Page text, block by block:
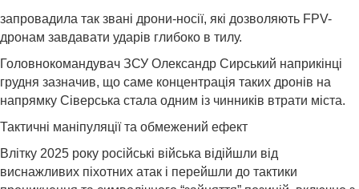
запровадила так звані дрони-носії, які дозволяють FPV-
дронам завдавати ударів глибоко в тилу.
Головнокомандувач ЗСУ Олександр Сирський наприкінці
грудня зазначив, що саме концентрація таких дронів на
напрямку Сіверська стала одним із чинників втрати міста.
Тактичні маніпуляції та обмежений ефект
Влітку 2025 року російські війська відійшли від
виснажливих піхотних атак і перейшли до тактики